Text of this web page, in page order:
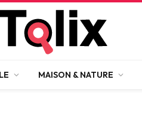
MAISON & NATURE